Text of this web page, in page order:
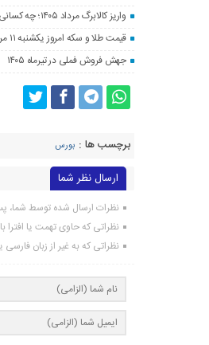
واریز کالابرگ مرداد ۱۴۰۵؛ چه کسانی اعتبار دریافت نمی‌کنند؟
قیمت طلا و سکه امروز یکشنبه ۱۱ مرداد ۱۴۰۵
جهش فروش فملی در تیرماه ۱۴۰۵
برچسب ها : بورس
ارسال نظر شما
نظرات ارسال شده توسط شما،
نظراتی که حاوی تهمت یا
نظراتی که به غیر از زبان